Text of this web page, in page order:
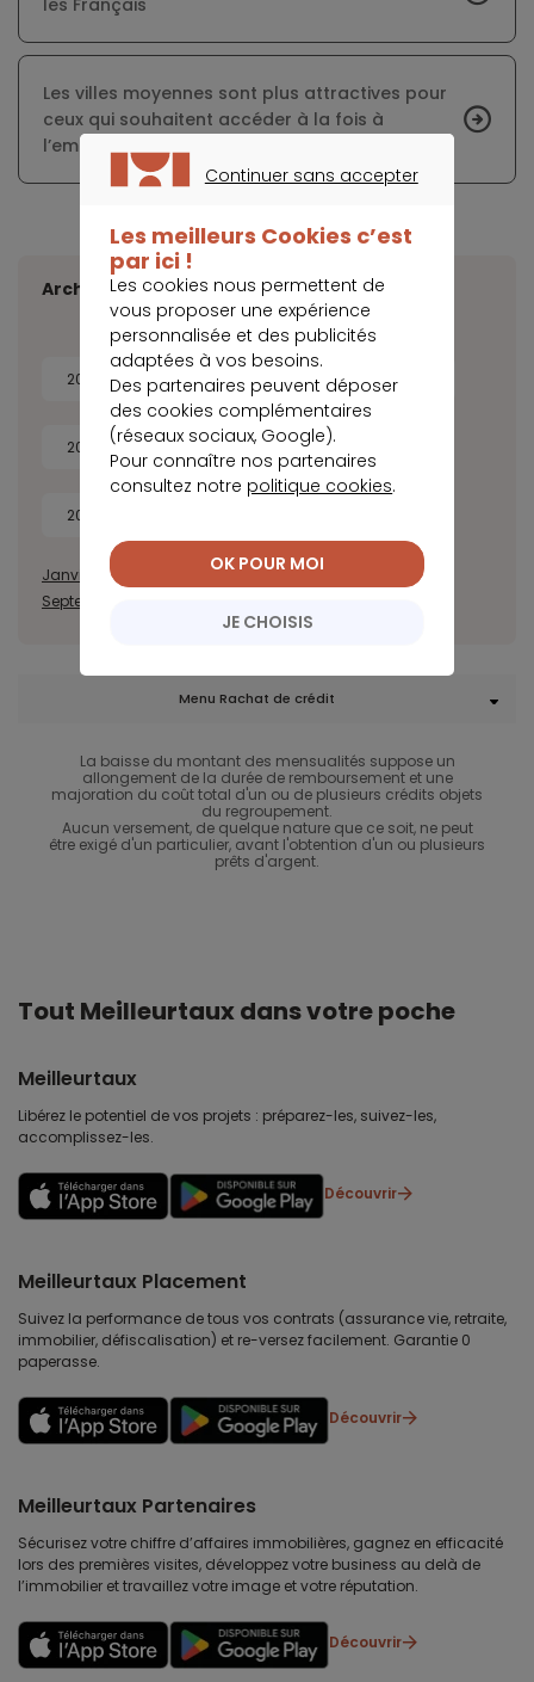
les Français
Les villes moyennes sont plus attractives pour
ceux qui souhaitent accéder à la fois à
l’emploi et à la propriété
Archives
2026 2025 2024 2023
2022 2021 2020
2018
Janvier Février Avril Mai Juin
Août
Septembre
Menu Rachat de crédit
La baisse du montant des mensualités suppose un
allongement de la durée de remboursement et une
majoration du coût total d'un ou de plusieurs crédits objets
du regroupement.
Aucun versement, de quelque nature que ce soit, ne peut
être exigé d'un particulier, avant l'obtention d'un ou plusieurs
prêts d'argent.
Tout Meilleurtaux dans votre poche
Meilleurtaux
Libérez le potentiel de vos projets : préparez-les, suivez-les,
accomplissez-les.
Découvrir
Meilleurtaux Placement
Suivez la performance de tous vos contrats (assurance vie, retraite,
immobilier, défiscalisation) et re-versez facilement. Garantie 0
paperasse.
Découvrir
Meilleurtaux Partenaires
Sécurisez votre chiffre d’affaires immobilières, gagnez en efficacité
lors des premières visites, développez votre business au delà de
l’immobilier et travaillez votre image et votre réputation.
Découvrir
Continuer sans accepter
Les meilleurs Cookies c’est
par ici !
Les cookies nous permettent de
vous proposer une expérience
personnalisée et des publicités
adaptées à vos besoins.
Des partenaires peuvent déposer
des cookies complémentaires
(réseaux sociaux, Google).
Pour connaître nos partenaires
consultez notre politique cookies.
JE CHOISIS
OK POUR MOI